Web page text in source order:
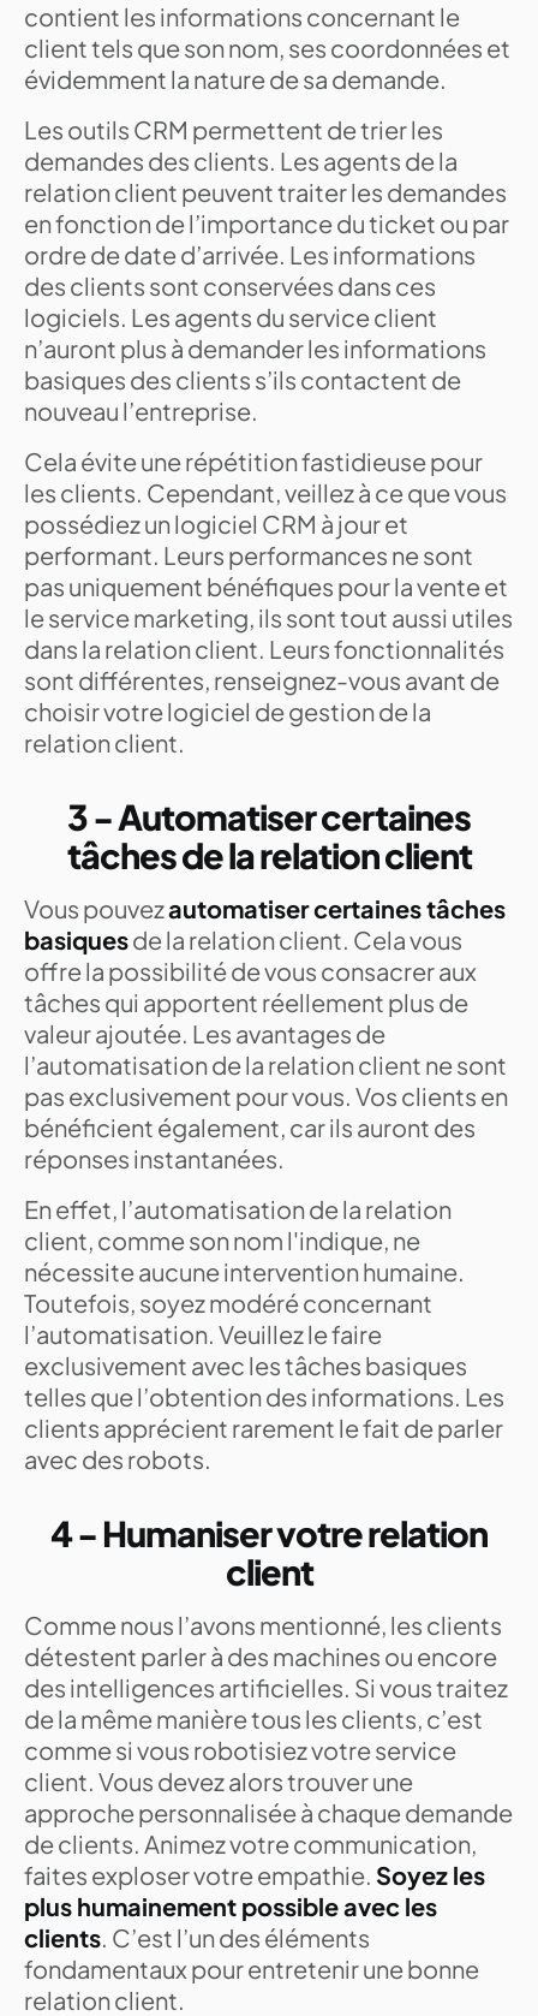
contient les informations concernant le
client tels que son nom, ses coordonnées et
évidemment la nature de sa demande.
Les outils CRM permettent de trier les
demandes des clients. Les agents de la
relation client peuvent traiter les demandes
en fonction de l’importance du ticket ou par
ordre de date d’arrivée. Les informations
des clients sont conservées dans ces
logiciels. Les agents du service client
n’auront plus à demander les informations
basiques des clients s’ils contactent de
nouveau l’entreprise.
Cela évite une répétition fastidieuse pour
les clients. Cependant, veillez à ce que vous
possédiez un logiciel CRM à jour et
performant. Leurs performances ne sont
pas uniquement bénéfiques pour la vente et
le service marketing, ils sont tout aussi utiles
dans la relation client. Leurs fonctionnalités
sont différentes, renseignez-vous avant de
choisir votre logiciel de gestion de la
relation client.
3 - Automatiser certaines
tâches de la relation client
Vous pouvezautomatiser certaines tâches
basiquesde la relation client. Cela vous
offre la possibilité de vous consacrer aux
tâches qui apportent réellement plus de
valeur ajoutée. Les avantages de
l’automatisation de la relation client ne sont
pas exclusivement pour vous. Vos clients en
bénéficient également, car ils auront des
réponses instantanées.
En effet, l’automatisation de la relation
client, comme son nom l'indique, ne
nécessite aucune intervention humaine.
Toutefois, soyez modéré concernant
l’automatisation. Veuillez le faire
exclusivement avec les tâches basiques
telles que l’obtention des informations. Les
clients apprécient rarement le fait de parler
avec des robots.
4 - Humaniser votre relation
client
Comme nous l’avons mentionné, les clients
détestent parler à des machines ou encore
des intelligences artificielles. Si vous traitez
de la même manière tous les clients, c’est
comme si vous robotisiez votre service
client. Vous devez alors trouver une
approche personnalisée à chaque demande
de clients. Animez votre communication,
faites exploser votre empathie. Soyez les
plus humainement possible avec les
clients. C’est l’un des éléments
fondamentaux pour entretenir une bonne
relation client.